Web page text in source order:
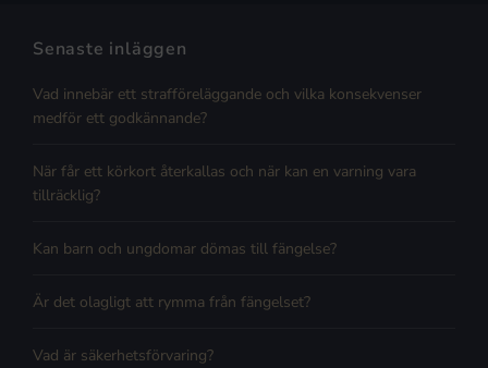
Senaste inläggen
Vad innebär ett strafföreläggande och vilka konsekvenser
medför ett godkännande?
När får ett körkort återkallas och när kan en varning vara
tillräcklig?
Kan barn och ungdomar dömas till fängelse?
Är det olagligt att rymma från fängelset?
Vad är säkerhetsförvaring?